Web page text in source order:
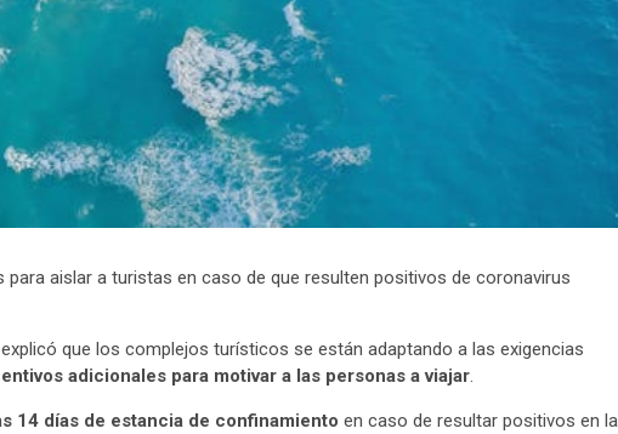
aislar a turistas en caso de que resulten positivos de coronavirus
que los complejos turísticos se están adaptando a las exigencias
adicionales para motivar a las personas a viajar
14 días de estancia de confinamiento en caso de resultar positivos en la